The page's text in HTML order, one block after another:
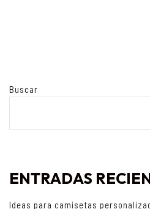
Buscar
ENTRADAS
Ideas para camisetas